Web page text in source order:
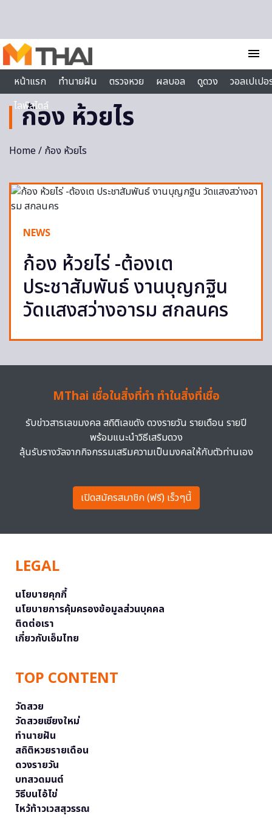
menu
หน้าแรก
ทำนายฝัน ตรวจหวย ผลบอล ดูดวง
วอลเปเป
ไลฟ์สไตล์
ก้อง ห้วยไร
Home/ ก้อง ห้วยไร
NEWS
ก้อง ห้วยไร่ -ต้องเต
ประชาสัมพันธ์ งานบุญกฐิน
วัดแสงสว่างอารม สกลนคร
MThai เชื่อในสิ่งที่ทำ ทำในสิ่งที่เชื่อ
รับข่าวสารเลขมงคล สถิติเลขดัง ดวงรายวัน รายเดือน รายปี
พร้อมแนะนำวิธีเสริมดวง
ลุ้นรับรางวัลจากกิจกรรมเสริมความเป็นมงคลให้กับตัวท่านเอง
เปิดสมัครสมาชิก (ฟรี) เร็วๆนี้
LEGAL
นโยบายคุกกี้
นโยบายการคุ้มครองข้อมูลส่วนบุคคล
ติดต่อเรา
เกี่ยวกับเอ็มไทย
TOP CONTENT
วัดสวย
วัดสวยเชียงใหม่
ทำนายฝัน
สถิติหวยรายเดือน
ดวงรายวัน
บทสวดมนต์
วิธีบนไอ้ไข่
ไหว้ท้าวเวสสุวรรณ